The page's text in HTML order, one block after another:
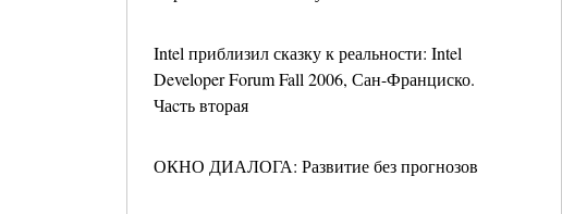
Intel приблизил сказку к реальности: Intel
Developer Forum Fall 2006, Сан-Франциско.
Чаcть вторая
ОКНО ДИАЛОГА: Развитие без прогнозов